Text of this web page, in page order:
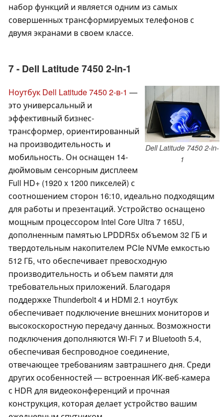
набор функций и является одним из самых
совершенных трансформируемых телефонов с
двумя экранами в своем классе.
7 - Dell Latitude 7450 2-in-1
Dell Latitude 7450 2-in-
1
Ноутбук Dell Latitude 7450 2-в-1 —
это универсальный и
эффективный бизнес-
трансформер, ориентированный
на производительность и
мобильность. Он оснащен 14-
дюймовым сенсорным дисплеем
Full HD+ (1920 x 1200 пикселей) с
соотношением сторон 16:10, идеально подходящим
для работы и презентаций. Устройство оснащено
мощным процессором Intel Core Ultra 7 165U,
дополненным памятью LPDDR5x объемом 32 ГБ и
твердотельным накопителем PCIe NVMe емкостью
512 ГБ, что обеспечивает превосходную
производительность и объем памяти для
требовательных приложений. Благодаря
поддержке Thunderbolt 4 и HDMI 2.1 ноутбук
обеспечивает подключение внешних мониторов и
высокоскоростную передачу данных. Возможности
подключения дополняются Wi-Fi 7 и Bluetooth 5.4,
обеспечивая беспроводное соединение,
отвечающее требованиям завтрашнего дня. Среди
других особенностей — встроенная ИК-веб-камера
с HDR для видеоконференций и прочная
конструкция, которая делает устройство вашим